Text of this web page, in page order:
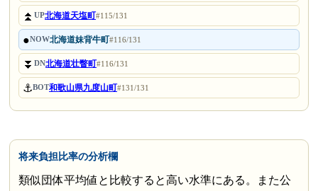
⏫UP北海道天塩町#115/131
●NOW北海道妹背牛町#116/131
⏬DN北海道壮瞥町#116/131
⚓BOT和歌山県九度山町#131/131
将来負担比率の分析欄
類似団体平均値と比較すると高い水準にある。また公